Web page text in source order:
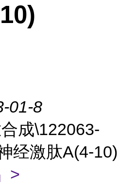
01-8
成\122063-
经激肽A(4-10)
>